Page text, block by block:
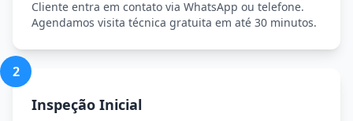
Cliente entra em contato via WhatsApp ou telefone.
Agendamos visita técnica gratuita em até 30 minutos.
2
Inspeção Inicial